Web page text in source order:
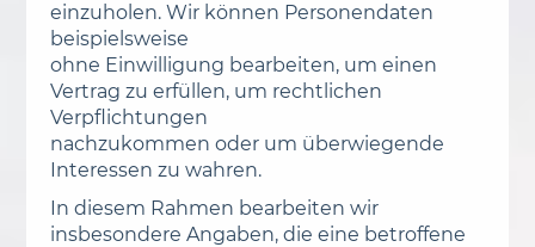
einzuholen. Wir können Personendaten
beispielsweise
ohne Einwilligung bearbeiten, um einen
Vertrag zu erfüllen, um rechtlichen
Verpflichtungen
nachzukommen oder um überwiegende
Interessen zu wahren.
In diesem Rahmen bearbeiten wir
insbesondere Angaben, die eine betroffene